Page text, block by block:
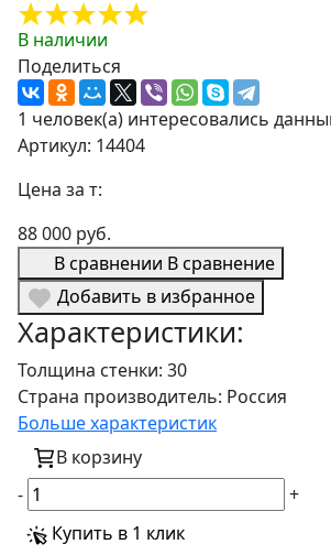
В наличии
Поделиться
1 человек(а) интересовались
Артикул: 14404
Цена за т:
88 000 руб.
В сравнении В сравнение
Добавить в избранное
Характеристики:
Толщина стенки: 30
Страна производитель: Россия
Больше характеристик
В корзину
-
+
Купить в 1 клик